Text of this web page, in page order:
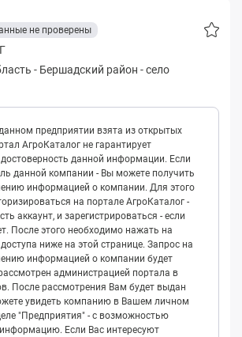
не проверены
- Бершадский район -село
предприятии взята из открытых
АгроКаталог не гарантирует
данной информации. Если
данной компании - Вы можете получить
информацией о компании. Для этого
на портале АгроКаталог -
аккаунт, и зарегистрироваться - если
После этого необходимо нажать на
ниже на этой странице. Запрос на
информацией о компании будет
администрацией портала в
После рассмотрения Вам будет выдан
увидеть компанию в Вашем личном
"Предприятия" - с возможностью
Если Вас интересуют